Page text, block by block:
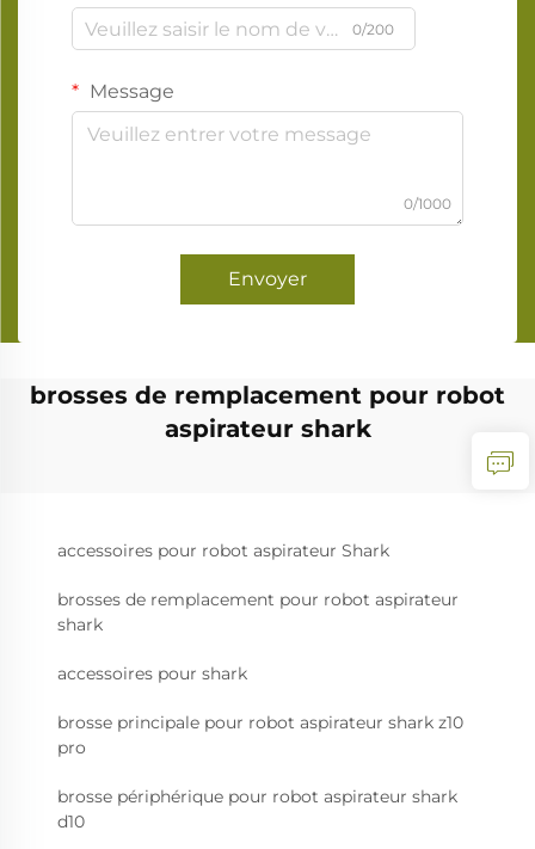
0/200
Message
0/1000
Envoyer
brosses de remplacement pour robot
aspirateur shark
accessoires pour robot aspirateur Shark
brosses de remplacement pour robot aspirateur
shark
accessoires pour shark
brosse principale pour robot aspirateur shark z10
pro
brosse périphérique pour robot aspirateur shark
d10